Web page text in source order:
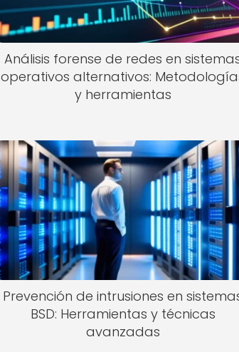
Análisis forense de redes en
operativos alternativos:
y herramientas
Prevención de intrusiones en
BSD: Herramientas y técnicas
avanzadas